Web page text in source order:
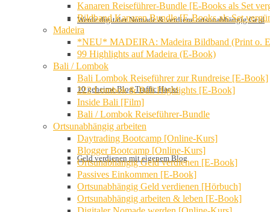
Werde digitaler Nomade & verdiene ortsunabhängig Geld
10 geheime Blog Traffic Hacks
Geld verdienen mit eigenem Blog
Kanaren Reiseführer-Bundle [E-Books als Set
Bildband Kanaren Bundle [E-Books als Set
Madeira
*NEU* MADEIRA: Madeira Bildband (Print o.
99 Highlights auf Madeira (E-Book)
Bali / Lombok
Bali Lombok Reiseführer zur Rundreise [E-Book]
222 Lombok & Bali Highlights [E-Book]
Inside Bali [Film]
Bali / Lombok Reiseführer-Bundle
Ortsunabhängig arbeiten
Daytrading Bootcamp [Online-Kurs]
Blogger Bootcamp [Online-Kurs]
Ortsunabhängig Geld verdienen [E-Book]
Passives Einkommen [E-Book]
Ortsunabhängig Geld verdienen [Hörbuch]
Ortsunabhängig arbeiten & leben [E-Book]